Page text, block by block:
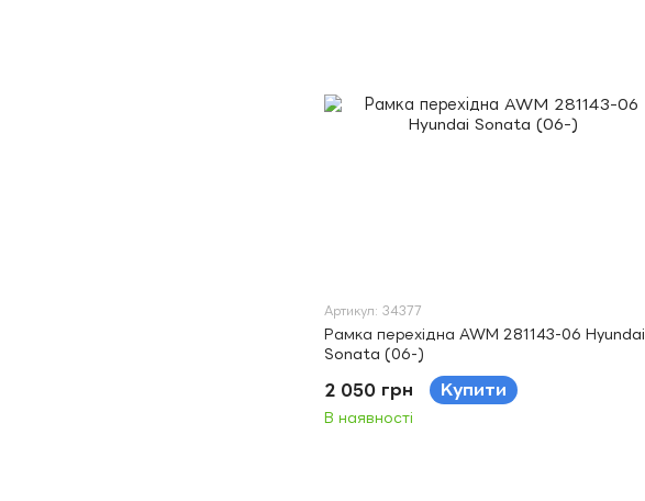
Артикул: 34377
Рамка перехідна AWM 281143-06 Hyundai
Sonata (06-)
2 050 грн Купити
В наявності